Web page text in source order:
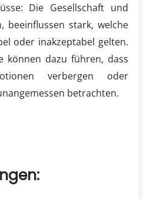
Die Gesellschaft und
beeinflussen stark, welche
oder inakzeptabel gelten.
können dazu führen, dass
verbergen oder
betrachten.